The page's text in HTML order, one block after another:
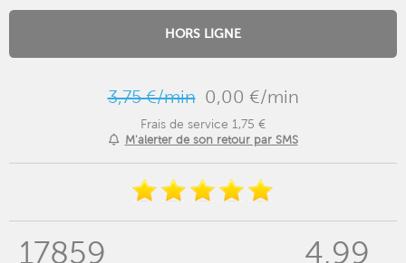
HORS LIGNE
3,75 €/min 0,00 €/min
Frais de service 1,75 €
M'alerter de son retour par SMS
17859 4,99